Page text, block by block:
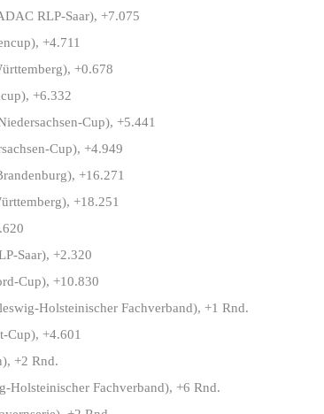
RLP-Saar), +7.075
+4.711
+0.678
+6.332
Cup), +5.441
Cup), +4.949
+16.271
+18.251
Saar), +2.320
Cup), +10.830
Holsteinischer Fachverband), +1 Rnd.
Cup), +4.601
+2 Rnd.
Holsteinischer Fachverband), +6 Rnd.
deutschen